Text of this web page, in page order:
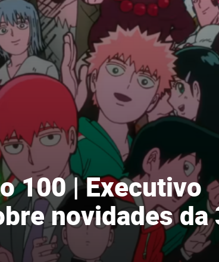
100 | Executivo
novidades da